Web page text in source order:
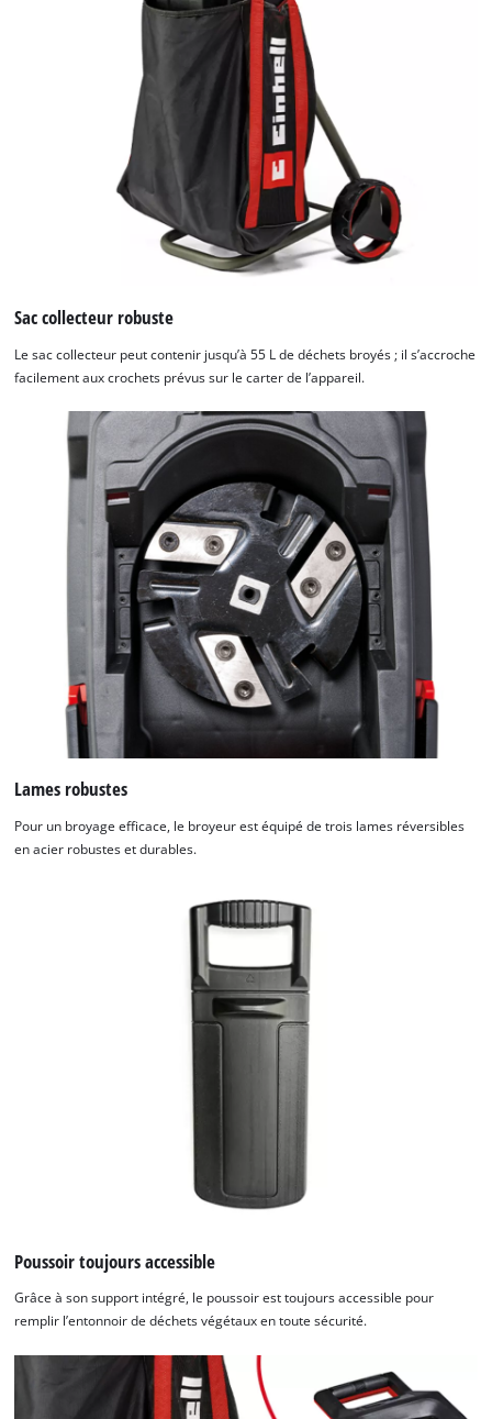
Nous avons besoin de ton accord pour
pouvoir charger Google Maps !
This content is not permitted to load due
visitor. The website owner needs to setup
to the list of technologies used.
Management Platform
Sac collecteur robuste
Le sac collecteur peut contenir jusqu’à 55 L de déchets broyés ; il s’accroche
facilement aux crochets prévus sur le carter de l’appareil.
Lames robustes
Pour un broyage efficace, le broyeur est équipé de trois lames réversibles
en acier robustes et durables.
Poussoir toujours accessible
Grâce à son support intégré, le poussoir est toujours accessible pour
remplir l’entonnoir de déchets végétaux en toute sécurité.